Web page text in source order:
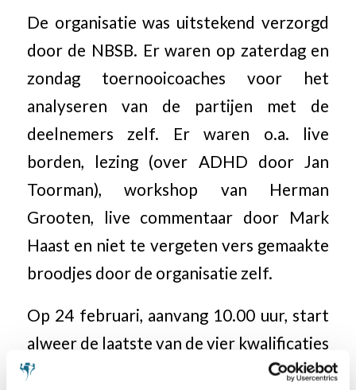
De organisatie was uitstekend verzorgd
door de NBSB. Er waren op zaterdag en
zondag toernooicoaches voor het
analyseren van de partijen met de
deelnemers zelf. Er waren o.a. live
borden, lezing (over ADHD door Jan
Toorman), workshop van Herman
Grooten, live commentaar door Mark
Haast en niet te vergeten vers gemaakte
broodjes door de organisatie zelf.
Op 24 februari, aanvang 10.00 uur, start
alweer de laatste van de vier kwalificaties
in Spijkenisse.